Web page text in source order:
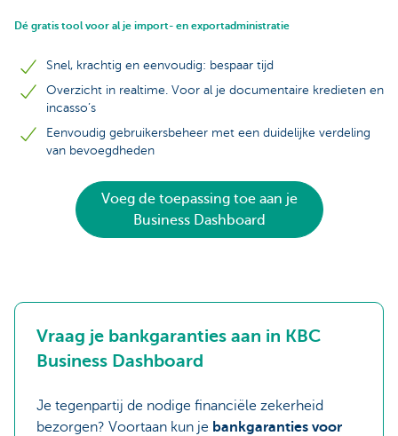
Dé gratis tool voor al je import- en exportadministratie
Snel, krachtig en eenvoudig: bespaar tijd
Overzicht in realtime. Voor al je documentaire kredieten en
incasso’s
Eenvoudig gebruikersbeheer met een duidelijke verdeling
van bevoegdheden
Voeg de toepassing toe aan je
Business Dashboard
Vraag je bankgaranties aan in KBC
Business Dashboard
Je tegenpartij de nodige financiële zekerheid
bezorgen? Voortaan kun je bankgaranties voor